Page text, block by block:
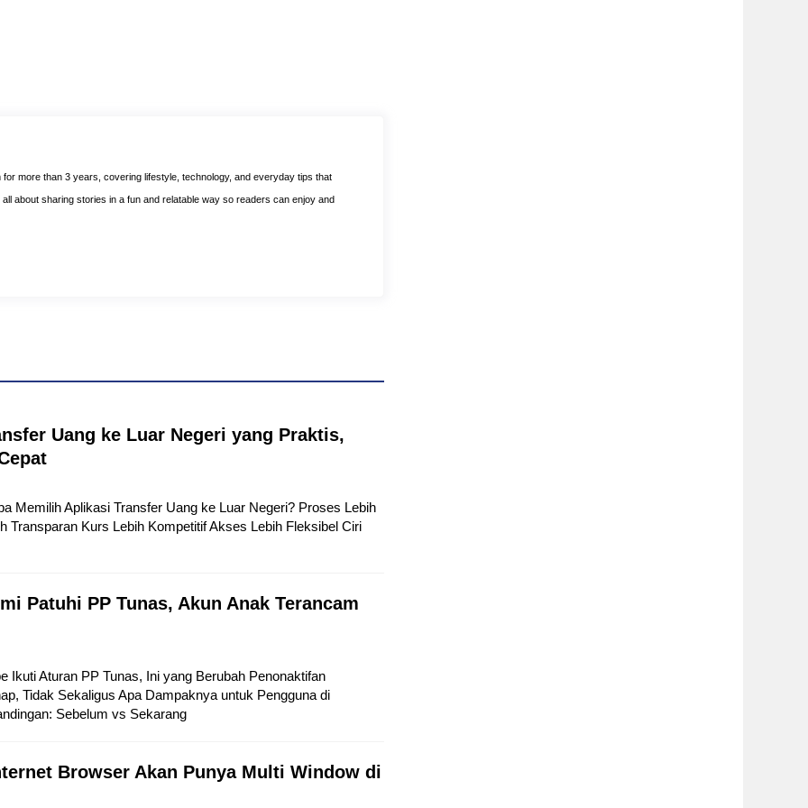
for more than 3 years, covering lifestyle, technology, and everyday tips that
about sharing stories in a fun and relatable way so readers can enjoy and
Uang ke Luar Negeri yang Praktis,
Memilih Aplikasi Transfer Uang ke Luar Negeri? Proses Lebih
Transparan Kurs Lebih Kompetitif Akses Lebih Fleksibel Ciri
Patuhi PP Tunas, Akun Anak Terancam
Ikuti Aturan PP Tunas, Ini yang Berubah Penonaktifan
Tidak Sekaligus Apa Dampaknya untuk Pengguna di
Sebelum vs Sekarang
Browser Akan Punya Multi Window di